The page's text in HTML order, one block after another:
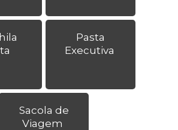
Pasta
Executiva
Sacola de
Viagem